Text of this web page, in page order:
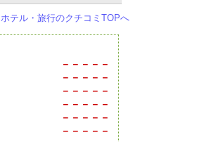
－－－－－
－－－－－
－－－－－
－－－－－
－－－－－
－－－－－
ホテル・旅行のクチコミTOPへ